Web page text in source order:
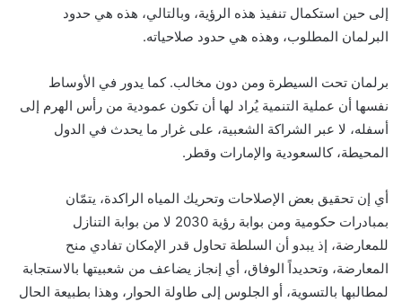
إلى حين استكمال تنفيذ هذه الرؤية، وبالتالي، هذه هي حدود
البرلمان المطلوب، وهذه هي حدود صلاحياته.
برلمان تحت السيطرة ومن دون مخالب. كما يدور في الأوساط
نفسها أن عملية التنمية يُراد لها أن تكون عمودية من رأس الهرم إلى
أسفله، لا عبر الشراكة الشعبية، على غرار ما يحدث في الدول
المحيطة، كالسعودية والإمارات وقطر.
أي إن تحقيق بعض الإصلاحات وتحريك المياه الراكدة، يتمّان
بمبادرات حكومية ومن بوابة رؤية 2030 لا من بوابة التنازل
للمعارضة، إذ يبدو أن السلطة تحاول قدر الإمكان تفادي منح
المعارضة، وتحديداً الوفاق، أي إنجاز يضاعف من شعبيتها بالاستجابة
لمطالبها بالتسوية، أو الجلوس إلى طاولة الحوار، وهذا بطبيعة الحال